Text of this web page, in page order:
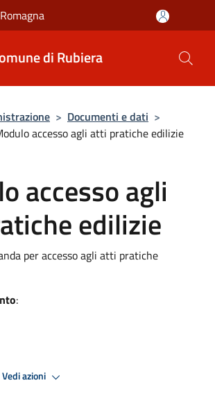
di Rubiera
> Documenti e dati >
accesso agli atti pratiche edilizie
accesso agli
edilizie
per accesso agli atti pratiche
:
Vedi azioni